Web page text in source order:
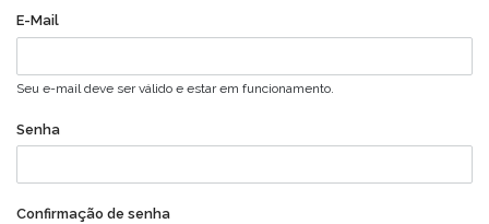
E-Mail
Seu e-mail deve ser válido e estar em funcionamento.
Senha
Confirmação de senha